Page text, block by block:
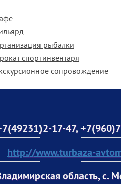
рыбалки
спортинвентаря
сопровождение
17-47,
http://www.turbaza-
область, с.